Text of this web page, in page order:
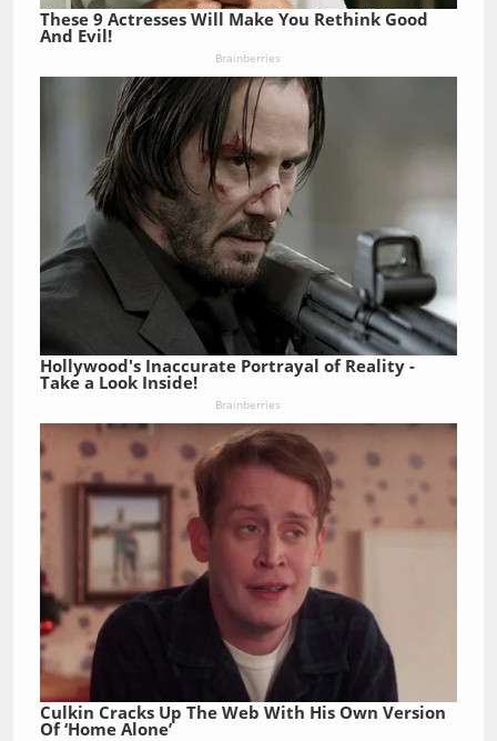
These 9 Actresses Will Make You Rethink Good
And Evil!
Brainberries
Hollywood's Inaccurate Portrayal of Reality -
Take a Look Inside!
Brainberries
Culkin Cracks Up The Web With His Own Version
Of ‘Home Alone’